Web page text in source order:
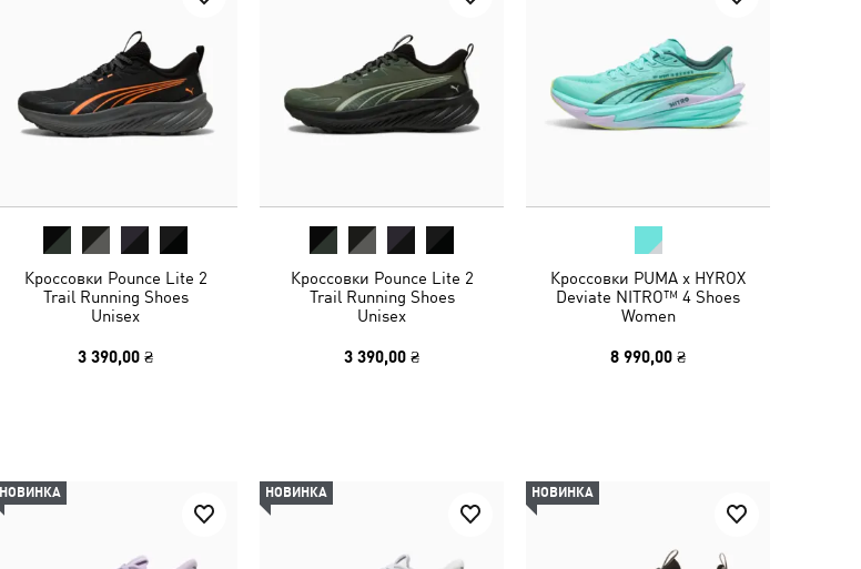
Кроссовки Pounce Lite 2
Trail Running Shoes
Unisex
3 390,00 ₴
Кроссовки Pounce Lite 2
Trail Running Shoes
Unisex
3 390,00 ₴
Кроссовки PUMA x HYROX
Deviate NITRO™ 4 Shoes
Women
8 990,00 ₴
НОВИНКА НОВИНКА НОВИНКА